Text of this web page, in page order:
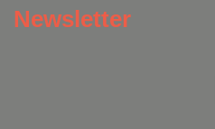
Newsletter